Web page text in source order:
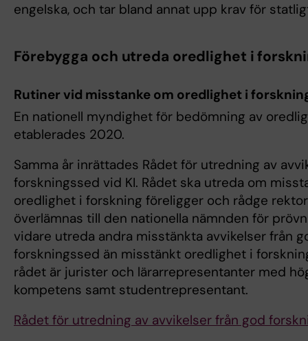
engelska, och tar bland annat upp krav för
Förebygga och utreda oredlighet i
Rutiner vid misstanke om oredlighet i
En nationell myndighet för bedömning av
etablerades 2020.
Samma år inrättades Rådet för utredning av
forskningssed vid KI. Rådet ska utreda om
oredlighet i forskning föreligger och rådge
överlämnas till den nationella nämnden för
vidare utreda andra misstänkta avvikelser från
forskningssed än misstänkt oredlighet i
rådet är jurister och lärarrepresentanter med
kompetens samt studentrepresentant.
Rådet för utredning av avvikelser från god